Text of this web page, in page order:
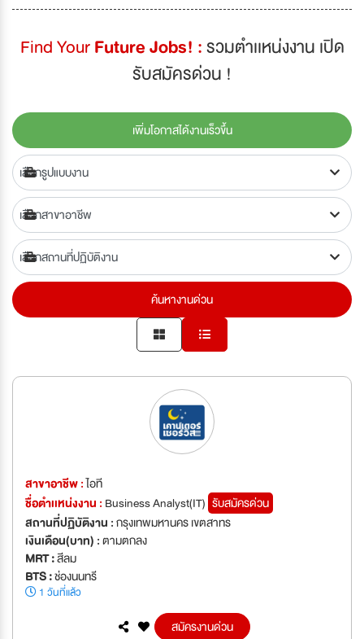
Find YourFuture Jobs! :รวมตำเเหน่งงาน เปิด
รับสมัครด่วน !
เพิ่มโอกาสได้งานเร็วขึ้น
ค้นหางานด่วน
สาขาอาชีพ :ไอที
ชื่อตำเเหน่งงาน : Business Analyst(IT) รับสมัครด่วน
สถานที่ปฏิบัติงาน :กรุงเทพมหานคร เขตสาทร
เงินเดือน(บาท) :ตามตกลง
MRT :สีลม
BTS :ช่องนนทรี
1 วันที่แล้ว
สมัครงานด่วน